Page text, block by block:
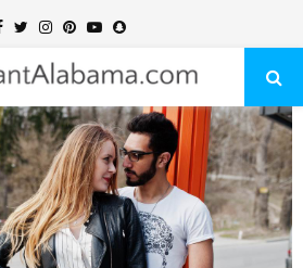
Facebook
TwitterInstagram
PinterestYoutubeSnapchat